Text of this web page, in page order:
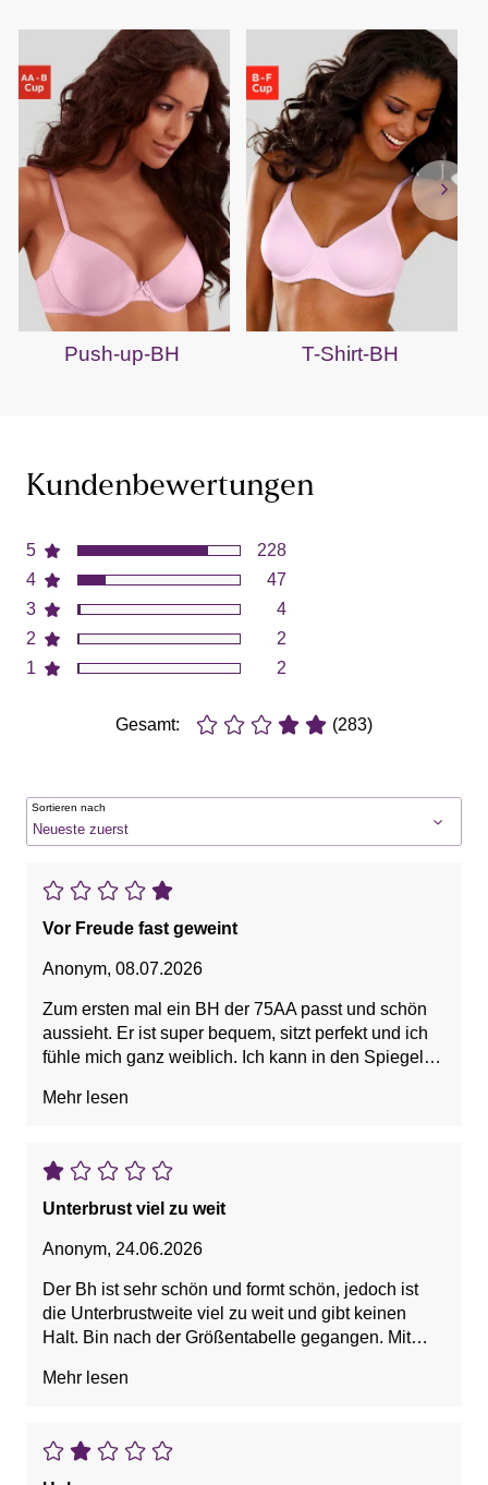
Push-up-BH T-Shirt-BH
Kundenbewertungen
5
4
3
2
1
228
47
4
2
2
Gesamt: (283)
Sortieren nach
Vor Freude fast geweint
Anonym, 08.07.2026
Zum ersten mal ein BH der 75AA passt und schön
aussieht. Er ist super bequem, sitzt perfekt und ich
fühle mich ganz weiblich. Ich kann in den Spiegel
aus!
Mehr lesen
Unterbrust viel zu weit
Anonym, 24.06.2026
Der Bh ist sehr schön und formt schön, jedoch ist
die Unterbrustweite viel zu weit und gibt keinen
Halt. Bin nach der Größentabelle gegangen. Mit
Leider gibt es diesen Bh nicht in 65. Schade.
Mehr lesen